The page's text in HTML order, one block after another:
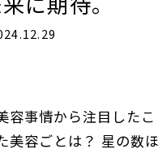
容事情から注目した
美容ごとは？ 星の数